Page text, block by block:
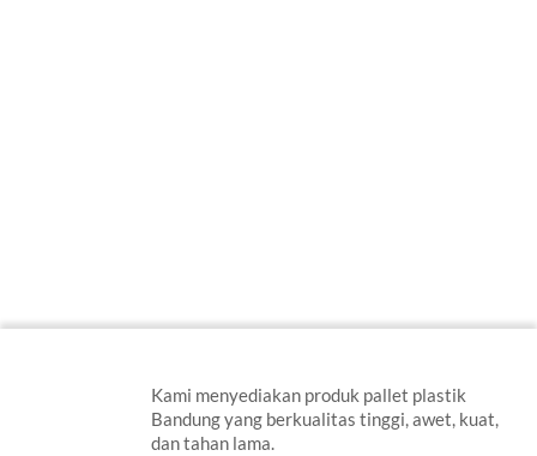
Kami menyediakan produk pallet plastik
Bandung yang berkualitas tinggi, awet, kuat,
dan tahan lama.